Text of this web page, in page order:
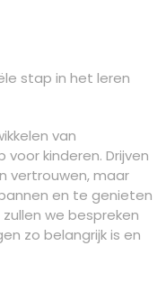
stap in het leren
van
kinderen. Drijven
vertrouwen, maar
en te genieten
we bespreken
zo belangrijk is en